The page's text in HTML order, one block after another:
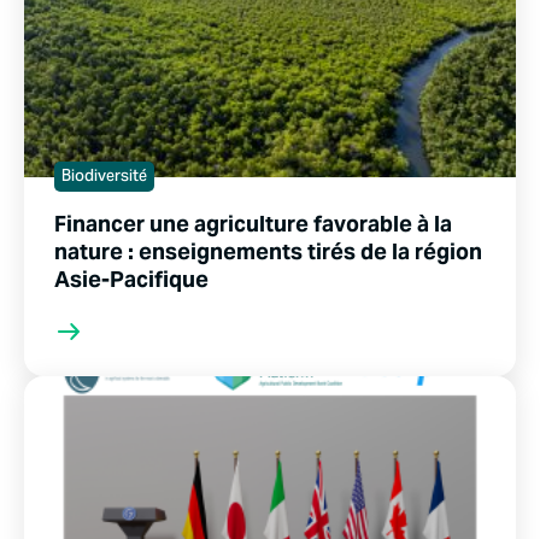
Biodiversité
Financer une agriculture favorable à la
nature : enseignements tirés de la région
Asie-Pacifique